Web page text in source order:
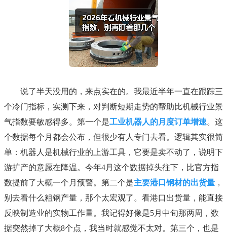
说了半天没用的，来点实在的。我最近半年一直在跟踪三
个冷门指标，实测下来，对判断短期走势的帮助比机械行业景
气指数要敏感得多。第一个是工业机器人的月度订单增速。这
个数据每个月都会公布，但很少有人专门去看。逻辑其实很简
单：机器人是机械行业的上游工具，它要是卖不动了，说明下
游扩产的意愿在降温。今年4月这个数据掉头往下，比官方指
数提前了大概一个月预警。第二个是主要港口钢材的出货量 ，
别去看什么粗钢产量，那个太宏观了。看港口出货量，能直接
反映制造业的实物工作量。我记得好像是5月中旬那两周，数
据突然掉了大概8个点，我当时就感觉不太对。第三个，也是